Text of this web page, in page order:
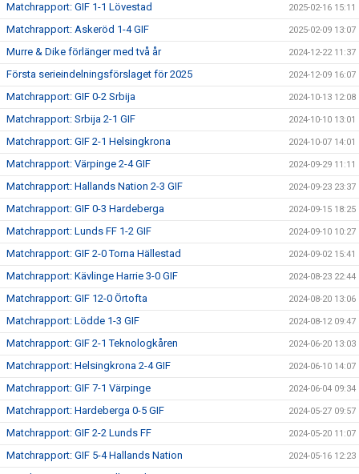
Matchrapport: GIF 1-1 Lövestad 2025-02-16 15:11
Matchrapport: Askeröd 1-4 GIF 2025-02-09 13:07
Murre & Dike förlänger med två år 2024-12-22 11:37
Första serieindelningsförslaget för 2025 2024-12-09 16:07
Matchrapport: GIF 0-2 Srbija 2024-10-13 12:08
Matchrapport: Srbija 2-1 GIF 2024-10-10 13:01
Matchrapport: GIF 2-1 Helsingkrona 2024-10-07 14:01
Matchrapport: Värpinge 2-4 GIF 2024-09-29 11:11
Matchrapport: Hallands Nation 2-3 GIF 2024-09-23 23:37
Matchrapport: GIF 0-3 Hardeberga 2024-09-15 18:25
Matchrapport: Lunds FF 1-2 GIF 2024-09-10 10:27
Matchrapport: GIF 2-0 Torna Hällestad 2024-09-02 15:41
Matchrapport: Kävlinge Harrie 3-0 GIF 2024-08-23 22:44
Matchrapport: GIF 12-0 Örtofta 2024-08-20 13:06
Matchrapport: Lödde 1-3 GIF 2024-08-12 09:47
Matchrapport: GIF 2-1 Teknologkåren 2024-06-20 13:03
Matchrapport: Helsingkrona 2-4 GIF 2024-06-10 14:07
Matchrapport: GIF 7-1 Värpinge 2024-06-04 09:34
Matchrapport: Hardeberga 0-5 GIF 2024-05-27 09:57
Matchrapport: GIF 2-2 Lunds FF 2024-05-20 11:07
Matchrapport: GIF 5-4 Hallands Nation 2024-05-16 12:23